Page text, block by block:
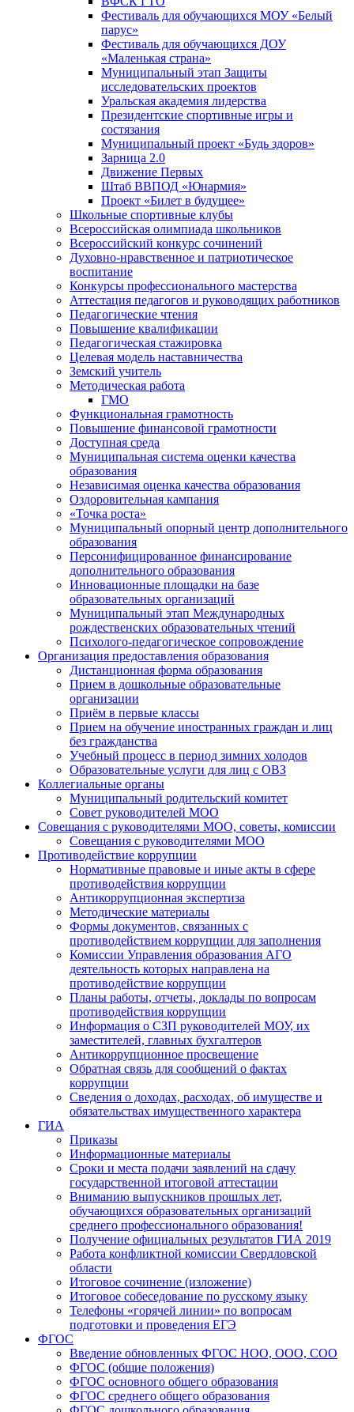
Фестиваль для обучающихся МОУ «Белый
парус»
Фестиваль для обучающихся ДОУ
«Маленькая страна»
Муниципальный этап Защиты
исследовательских проектов
Уральская академия лидерства
Президентские спортивные игры и
состязания
Муниципальный проект «Будь здоров»
Зарница 2.0
Движение Первых
Штаб ВВПОД «Юнармия»
Проект «Билет в будущее»
Школьные спортивные клубы
Всероссийская олимпиада школьников
Всероссийский конкурс сочинений
Духовно-нравственное и патриотическое
воспитание
Конкурсы профессионального мастерства
Аттестация педагогов и руководящих работников
Педагогические чтения
Повышение квалификации
Педагогическая стажировка
Целевая модель наставничества
Земский учитель
Методическая работа
ГМО
Функциональная грамотность
Повышение финансовой грамотности
Доступная среда
Муниципальная система оценки качества
образования
Независимая оценка качества образования
Оздоровительная кампания
«Точка роста»
Муниципальный опорный центр дополнительного
образования
Персонифицированное финансирование
дополнительного образования
Инновационные площадки на базе
образовательных организаций
Муниципальный этап Международных
рождественских образовательных чтений
Психолого-педагогическое сопровождение
Организация предоставления образования
Дистанционная форма образования
Прием в дошкольные образовательные
организации
Приём в первые классы
Прием на обучение иностранных граждан и лиц
без гражданства
Учебный процесс в период зимних холодов
Образовательные услуги для лиц с ОВЗ
Коллегиальные органы
Муниципальный родительский комитет
Совет руководителей МОО
Совещания с руководителями МОО, советы, комиссии
Совещания с руководителями МОО
Противодействие коррупции
Нормативные правовые и иные акты в сфере
противодействия коррупции
Антикоррупционная экспертиза
Методические материалы
Формы документов, связанных с
противодействием коррупции для заполнения
Комиссии Управления образования АГО
деятельность которых направлена на
противодействие коррупции
Планы работы, отчеты, доклады по вопросам
противодействия коррупции
Информация о СЗП руководителей МОУ, их
заместителей, главных бухгалтеров
Антикоррупционное просвещение
Обратная связь для сообщений о фактах
коррупции
Сведения о доходах, расходах, об имуществе и
обязательствах имущественного характера
ГИА
Приказы
Информационные материалы
Сроки и места подачи заявлений на сдачу
государственной итоговой аттестации
Вниманию выпускников прошлых лет,
обучающихся образовательных организаций
среднего профессионального образования!
Получение официальных результатов ГИА 2019
Работа конфликтной комиссии Свердловской
области
Итоговое сочинение (изложение)
Итоговое собеседование по русскому языку
Телефоны «горячей линии» по вопросам
подготовки и проведения ЕГЭ
ФГОС
Введение обновленных ФГОС НОО, ООО, СОО
ФГОС (общие положения)
ФГОС основного общего образования
ФГОС среднего общего образования